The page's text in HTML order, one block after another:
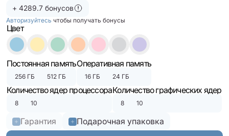
+ 4289.7 бонусов
Авторизуйтесь чтобы получать бонусы
Цвет
Постоянная память
256 ГБ 512 ГБ
Оперативная память
16 ГБ 24 ГБ
Количество ядер процессора
8 10
Количество графических ядер
8 10
Гарантия Подарочная упаковка